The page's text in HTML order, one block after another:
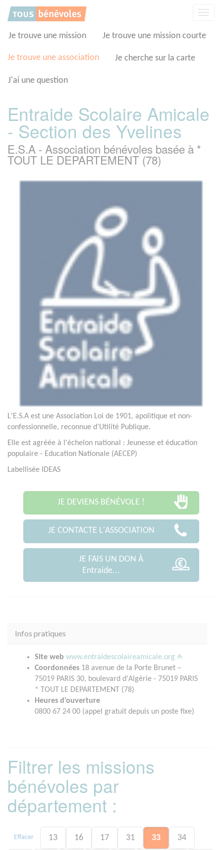
Je trouve une mission Je trouve une mission courte
Je trouve une association Je cherche sur la carte
J'ai une question
Entraide Scolaire Amicale
- Section des Yvelines
E.S.A - Association bénévoles basée à *
TOUT LE DEPARTEMENT (78)
L'E.S.A est une Association Loi de 1901, apolitique et non-
confessionnelle, reconnue d’Utilité Publique.
Elle est agréée à l'échelon national : Jeunesse et éducation
populaire - Education Nationale (AECEP)
Labellisée IDEAS
JE DEVIENS BÉNÉVOLE !
JE CONTACTE L'ASSOCIATION
JE FAIS UN DON À
Entraide...
Infos pratiques
Site web www.entraidescolaireamicale.org
Coordonnées 18 avenue de la Porte Brunet –
75019 PARIS 30, boulevard d'Algérie - 75019 PARIS
* TOUT LE DEPARTEMENT (78)
Heures d'ouverture
0800 67 24 00 (appel gratuit depuis un poste fixe)
Filtrer les missions
bénévoles par
département :
Effacer 13 16 17 31 33 34
Panneau de gestion des cookies